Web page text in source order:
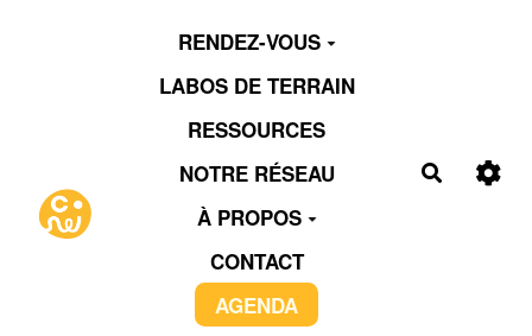
Aller au contenu principal
RENDEZ-VOUS
LABOS DE TERRAIN
RESSOURCES
NOTRE RÉSEAU
À PROPOS
CONTACT
AGENDA